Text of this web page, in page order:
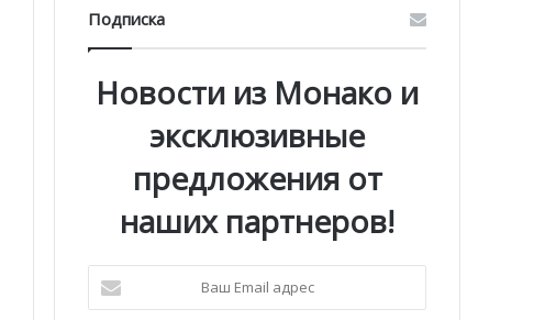
Подписка
Новости из Монако и
эксклюзивные
предложения от
наших партнеров!
Email